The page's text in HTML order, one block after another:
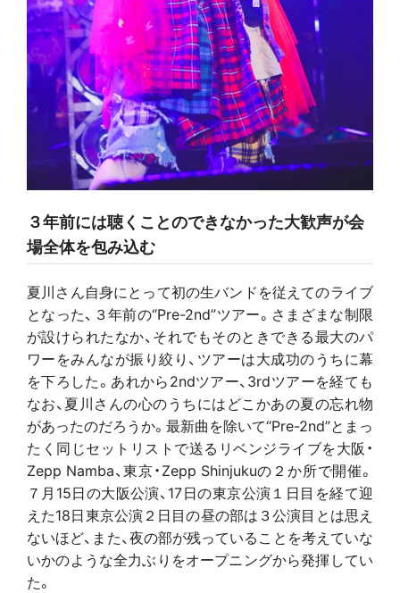
３年前には聴くことのできなかった大歓声が会
場全体を包み込む
夏川さん自身にとって初の生バンドを従えてのライブ
となった、３年前の“Pre-2nd”ツアー。さまざまな制限
が設けられたなか、それでもそのときできる最大のパ
ワーをみんなが振り絞り、ツアーは大成功のうちに幕
を下ろした。あれから2ndツアー、3rdツアーを経ても
なお、夏川さんの心のうちにはどこかあの夏の忘れ物
があったのだろうか。最新曲を除いて“Pre-2nd”とまっ
たく同じセットリストで送るリベンジライブを大阪・
Zepp Namba、東京・Zepp Shinjukuの２か所で開催。
７月15日の大阪公演、17日の東京公演１日目を経て迎
えた18日東京公演２日目の昼の部は３公演目とは思え
ないほど、また、夜の部が残っていることを考えていな
いかのような全力ぶりをオープニングから発揮してい
た。